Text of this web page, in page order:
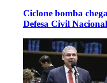
Ciclone bomba
Defesa Civil